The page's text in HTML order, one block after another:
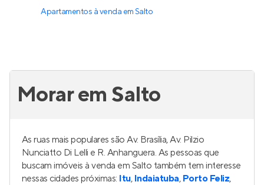
Apartamentos à venda em Salto
Morar em Salto
As ruas mais populares são Av. Brasília, Av. Pilzio
Nunciatto Di Lelli e R. Anhanguera. As pessoas que
buscam imóveis à venda em Salto também tem interesse
nessas cidades próximas: Itu, Indaiatuba, Porto Feliz,